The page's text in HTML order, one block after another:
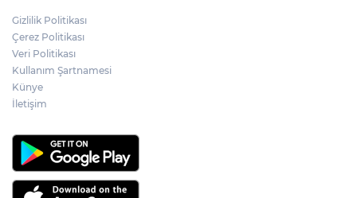
Gizlilik Politikası
Çerez Politikası
Veri Politikası
Kullanım Şartnamesi
Künye
İletişim